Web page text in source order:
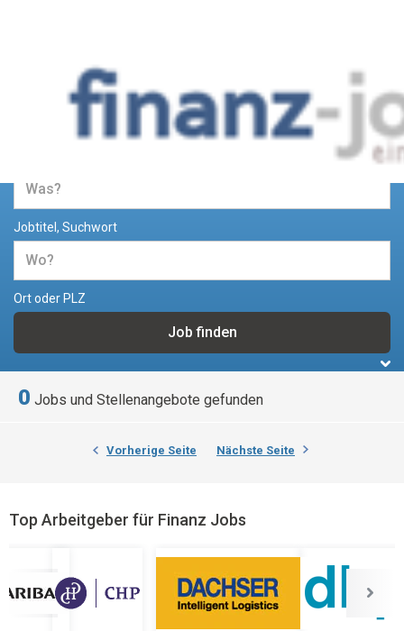
Jobs und Stellenangebote im
Bereich Finanzen
Jobtitel, Suchwort
Ort oder PLZ
0 Jobs und Stellenangebote gefunden
Vorherige Seite Nächste Seite
Top Arbeitgeber für Finanz Jobs